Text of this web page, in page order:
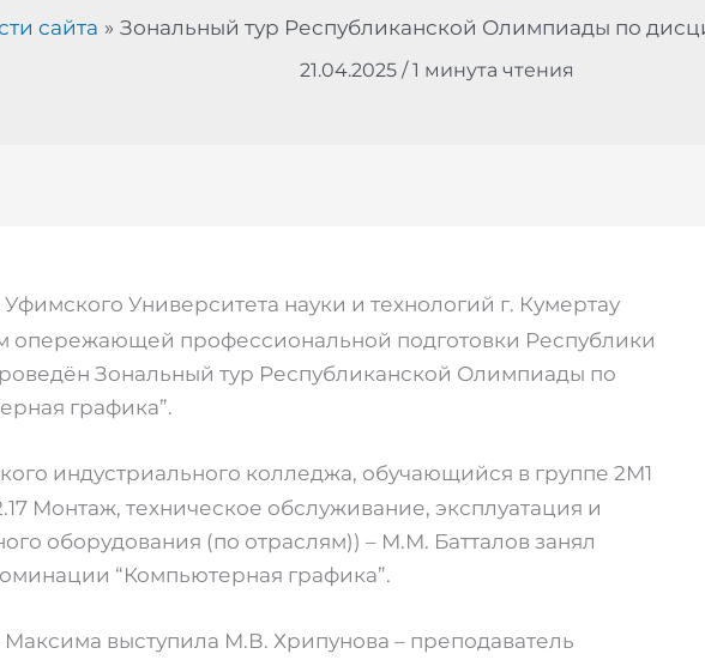
сайта Зональный тур Республиканской Олимпиады по
21.04.2025 /1 минута чтения
Университета науки и технологий г. Кумертау
опережающей профессиональной подготовки Республики
Зональный тур Республиканской Олимпиады по
графика”.
индустриального колледжа, обучающийся в группе 2М1
Монтаж, техническое обслуживание, эксплуатация и
оборудования (по отраслям)) – М.М. Батталов занял
“Компьютерная графика”.
выступила М.В. Хрипунова – преподаватель